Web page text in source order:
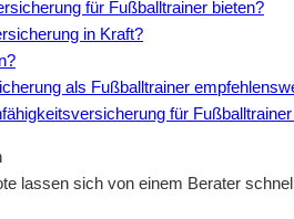
für Fußballtrainer bieten?
in Kraft?
als Fußballtrainer
für
lassen sich von einem Berater